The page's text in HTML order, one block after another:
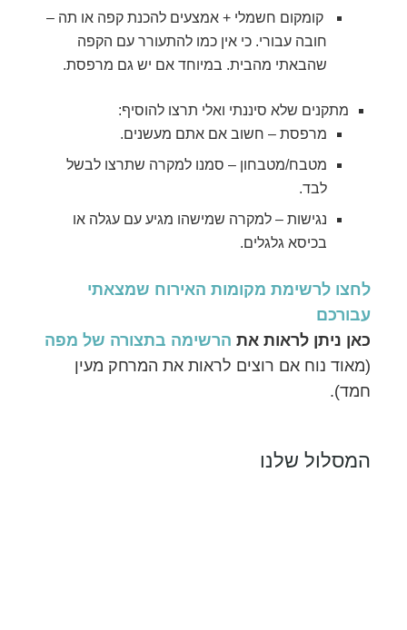
קומקום חשמלי + אמצעים להכנת קפה או תה –
חובה עבורי. כי אין כמו להתעורר עם הקפה
שהבאתי מהבית. במיוחד אם יש גם מרפסת.
מתקנים שלא סיננתי ואלי תרצו להוסיף:
מרפסת – חשוב אם אתם מעשנים.
מטבח/מטבחון – סמנו למקרה שתרצו לבשל
לבד.
נגישות – למקרה שמישהו מגיע עם עגלה או
בכיסא גלגלים.
לחצו לרשימת מקומות האירוח שמצאתי
עבורכם
כאן ניתן לראות את הרשימה בתצורה של מפה
(מאוד נוח אם רוצים לראות את המרחק מעין
חמד).
המסלול שלנו